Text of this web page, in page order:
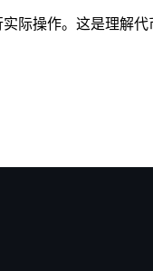
际操作。这是理解